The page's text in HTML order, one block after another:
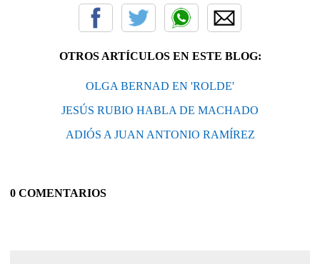
OTROS ARTÍCULOS EN ESTE BLOG:
OLGA BERNAD EN 'ROLDE'
JESÚS RUBIO HABLA DE MACHADO
ADIÓS A JUAN ANTONIO RAMÍREZ
0 COMENTARIOS